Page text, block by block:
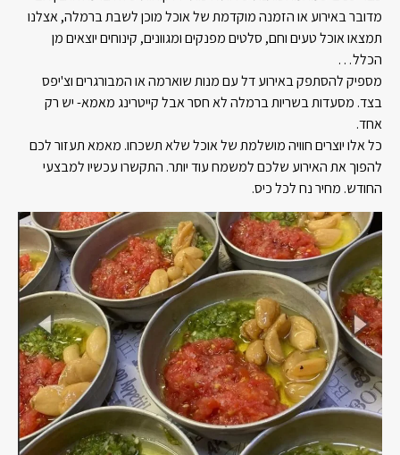
מדובר באירוע או הזמנה מוקדמת של אוכל מוכן לשבת ברמלה, אצלנו
תמצאו אוכל טעים וחם, סלטים מפנקים ומגוונים, קינוחים יוצאים מן
הכלל…
מספיק להסתפק באירוע דל עם מנות שוארמה או המבורגרים וצ'יפס
בצד. מסעדות בשריות ברמלה לא חסר אבל קייטרינג מאמא- יש רק
אחד.
כל אלו יוצרים חוויה מושלמת של אוכל שלא תשכחו. מאמא תעזור לכם
להפוך את האירוע שלכם למשמח עוד יותר. התקשרו עכשיו למבצעי
החודש. מחיר נח לכל כיס.